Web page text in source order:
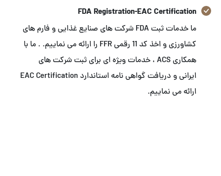
FDA Registration-EAC Certification
ما خدمات ثبت FDA شرکت های صنایع غذایی و فارم های
کشاورزی و اخذ کد 11 رقمی FFR را ارائه می نماییم. . ما با
همکاری ACS ، خدمات ویژه ای برای ثبت شرکت های
ایرانی و دریافت گواهی نامه استاندارد EAC Certification
ارائه می نماییم.